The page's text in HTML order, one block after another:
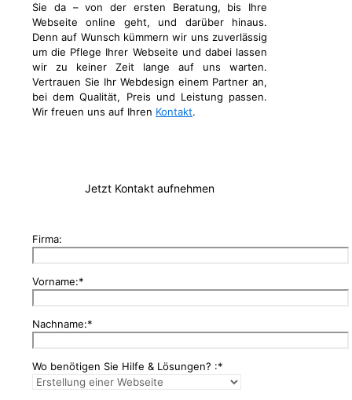
Sie da – von der ersten Beratung, bis Ihre
Webseite online geht, und darüber hinaus.
Denn auf Wunsch kümmern wir uns zuverlässig
um die Pflege Ihrer Webseite und dabei lassen
wir zu keiner Zeit lange auf uns warten.
Vertrauen Sie Ihr Webdesign einem Partner an,
bei dem Qualität, Preis und Leistung passen.
Wir freuen uns auf Ihren Kontakt.
Jetzt Kontakt aufnehmen
Firma:
Vorname:*
Nachname:*
Wo benötigen Sie Hilfe & Lösungen? :*